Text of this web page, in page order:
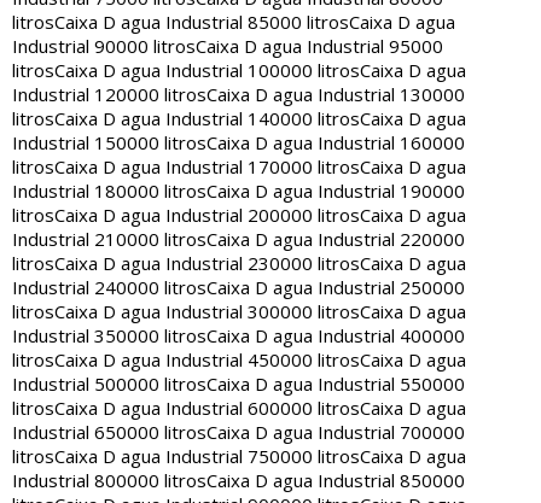
litrosCaixa D agua Industrial 85000 litrosCaixa D agua
Industrial 90000 litrosCaixa D agua Industrial 95000
litrosCaixa D agua Industrial 100000 litrosCaixa D agua
Industrial 120000 litrosCaixa D agua Industrial 130000
litrosCaixa D agua Industrial 140000 litrosCaixa D agua
Industrial 150000 litrosCaixa D agua Industrial 160000
litrosCaixa D agua Industrial 170000 litrosCaixa D agua
Industrial 180000 litrosCaixa D agua Industrial 190000
litrosCaixa D agua Industrial 200000 litrosCaixa D agua
Industrial 210000 litrosCaixa D agua Industrial 220000
litrosCaixa D agua Industrial 230000 litrosCaixa D agua
Industrial 240000 litrosCaixa D agua Industrial 250000
litrosCaixa D agua Industrial 300000 litrosCaixa D agua
Industrial 350000 litrosCaixa D agua Industrial 400000
litrosCaixa D agua Industrial 450000 litrosCaixa D agua
Industrial 500000 litrosCaixa D agua Industrial 550000
litrosCaixa D agua Industrial 600000 litrosCaixa D agua
Industrial 650000 litrosCaixa D agua Industrial 700000
litrosCaixa D agua Industrial 750000 litrosCaixa D agua
Industrial 800000 litrosCaixa D agua Industrial 850000